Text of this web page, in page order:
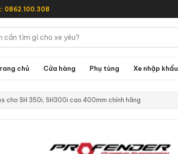
0862.100.308
chủ Cửa hàng Phụ tùng Xe nhập khẩu
cho SH 350i, SH300i cao 400mm chính hãng